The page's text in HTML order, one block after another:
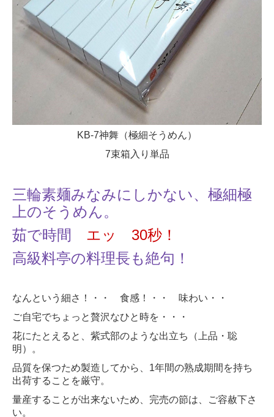
KB-7神舞（極細そうめん）
7束箱入り単品
三輪素麺みなみにしかない、極細極
上のそうめん。
茹で時間 エッ 30秒！
高級料亭の料理長も絶句！
なんという細さ！・・ 食感！・・ 味わい・・
ご自宅でちょっと贅沢なひと時を・・・
花にたとえると、紫式部のような出立ち（上品・聡
明）。
品質を保つため製造してから、1年間の熟成期間を持ち
出荷することを厳守。
量産することが出来ないため、完売の節は、ご容赦下さ
い。